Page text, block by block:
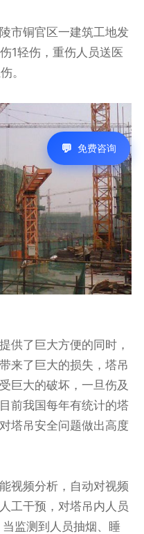
铜官区一建筑工地发
1轻伤，重伤人员送医
。
了巨大方便的同时，
来了巨大的损失，塔吊
巨大的破坏，一旦伤及
前我国每年有统计的塔
塔吊安全问题做出高度
频分析，自动对视频
工干预，对塔吊内人员
监测到人员抽烟、睡
免费咨询